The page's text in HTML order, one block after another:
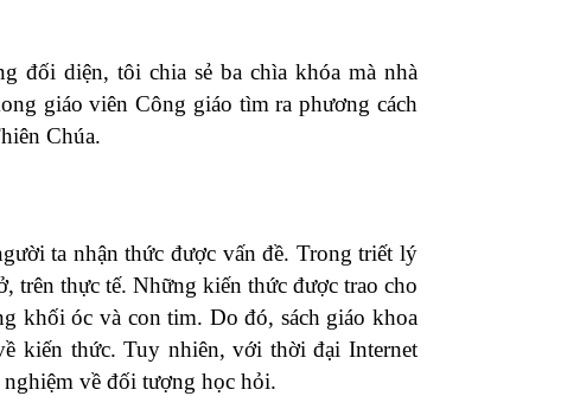
đối diện, tôi chia sẻ ba chìa khóa mà nhà
giáo viên Công giáo tìm ra phương cách
Chúa.
ta nhận thức được vấn đề. Trong triết lý
trên thực tế. Những kiến thức được trao cho
khối óc và con tim. Do đó, sách giáo khoa
kiến thức. Tuy nhiên, với thời đại Internet
về đối tượng học hỏi.